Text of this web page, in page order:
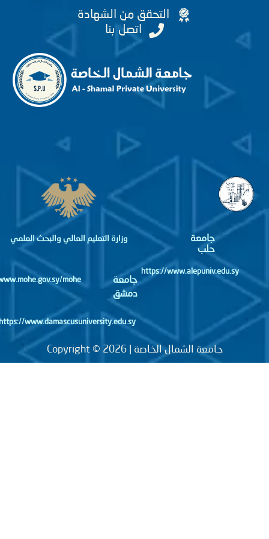
التحقق من الشهادة
اتصل بنا
جامعة
https://www.alepuniv.edu.sy
جامعة
دمشق
وزارة التعليم العالي والبحث العلمي
http://www.mohe.gov.sy/mohe
جامعة الشمال الخاصة | Copyright © 2026